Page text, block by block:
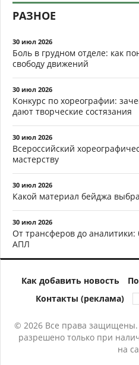
РАЗНОЕ
30 июл 2026
Боль в грудном отделе: как
свободу движений
30 июл 2026
Конкурс по хореографии:
дают творческие состязания
30 июл 2026
Всероссийский
мастерству
30 июл 2026
Какой материал бейджа
30 июл 2026
От трансферов до аналитики:
АПЛ
Как добавить новость
Контакты (реклама)
© 2026 Все права
разрешено только при
на